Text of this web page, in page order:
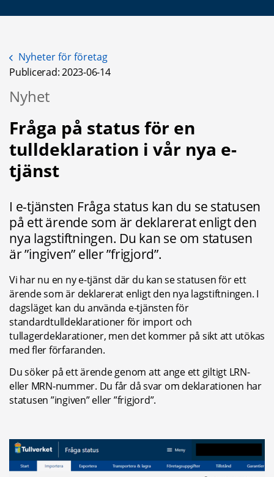
Nyheter för företag
Publicerad: 2023-06-14
Nyhet
Fråga på status för en
tulldeklaration i vår nya e-
tjänst
I e-tjänsten Fråga status kan du se statusen
på ett ärende som är deklarerat enligt den
nya lagstiftningen. Du kan se om statusen
är ”ingiven” eller ”frigjord”.
Vi har nu en ny e-tjänst där du kan se statusen för ett
ärende som är deklarerat enligt den nya lagstiftningen. I
dagsläget kan du använda e-tjänsten för
standardtulldeklarationer för import och
tullagerdeklarationer, men det kommer på sikt att utökas
med fler förfaranden.
Du söker på ett ärende genom att ange ett giltigt LRN-
eller MRN-nummer. Du får då svar om deklarationen har
statusen ”ingiven” eller ”frigjord”.